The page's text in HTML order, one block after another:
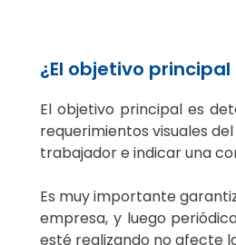
¿El objetivo
El objetivo principal es
requerimientos visuales
trabajador e indicar una
Es muy importante
empresa, y luego
esté realizando no afecte